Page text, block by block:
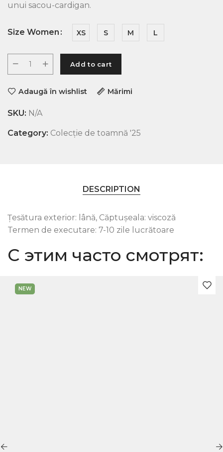
unui sacou-cardigan.
Size Women XS S M L
Add to cart
Adaugă în wishlist Mărimi
SKU: N/A
Category: Colecție de toamnă '25
DESCRIPTION
Țesătura exterior: lână, Căptușeala: viscoză
Termen de executare: 7-10 zile lucrătoare
С этим часто смотрят:
NEW